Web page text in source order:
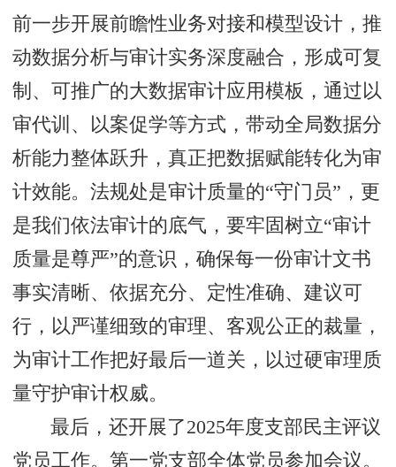
前一步开展前瞻性业务对接和模型设计，推
动数据分析与审计实务深度融合，形成可复
制、可推广的大数据审计应用模板，通过以
审代训、以案促学等方式，带动全局数据分
析能力整体跃升，真正把数据赋能转化为审
计效能。法规处是审计质量的“守门员”，更
是我们依法审计的底气，要牢固树立“审计
质量是尊严”的意识，确保每一份审计文书
事实清晰、依据充分、定性准确、建议可
行，以严谨细致的审理、客观公正的裁量，
为审计工作把好最后一道关，以过硬审理质
量守护审计权威。
最后，还开展了2025年度支部民主评议
党员工作。第一党支部全体党员参加会议。